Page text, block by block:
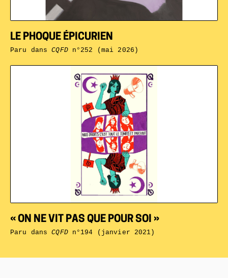
« ON NE VIT PAS QUE POUR SOI »
Paru dansCQFDn°194 (janvier 2021)
LE PHOQUE ÉPICURIEN
Paru dansCQFDn°252 (mai 2026)